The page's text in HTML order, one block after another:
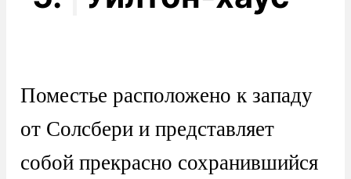
Поместье расположено к западу
от Солсбери и представляет
собой прекрасно сохранившийся